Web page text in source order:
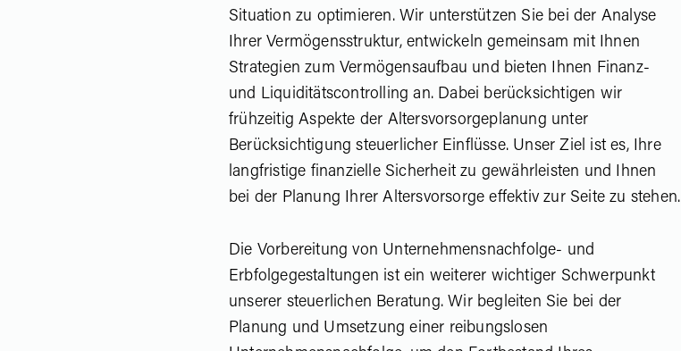
Situation zu optimieren. Wir unterstützen Sie bei der Analyse
Ihrer Vermögensstruktur, entwickeln gemeinsam mit Ihnen
Strategien zum Vermögensaufbau und bieten Ihnen Finanz-
und Liquiditätscontrolling an. Dabei berücksichtigen wir
frühzeitig Aspekte der Altersvorsorgeplanung unter
Berücksichtigung steuerlicher Einflüsse. Unser Ziel ist es, Ihre
langfristige finanzielle Sicherheit zu gewährleisten und Ihnen
bei der Planung Ihrer Altersvorsorge effektiv zur Seite zu stehen.
Die Vorbereitung von Unternehmensnachfolge- und
Erbfolgegestaltungen ist ein weiterer wichtiger Schwerpunkt
unserer steuerlichen Beratung. Wir begleiten Sie bei der
Planung und Umsetzung einer reibungslosen